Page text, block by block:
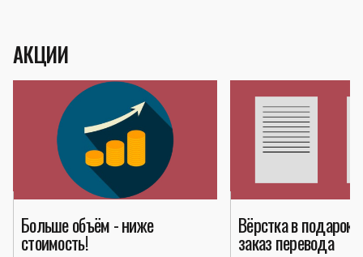
АКЦИИ
Больше объём - ниже
стоимость!
Вёрстка в подарок
заказ перевода